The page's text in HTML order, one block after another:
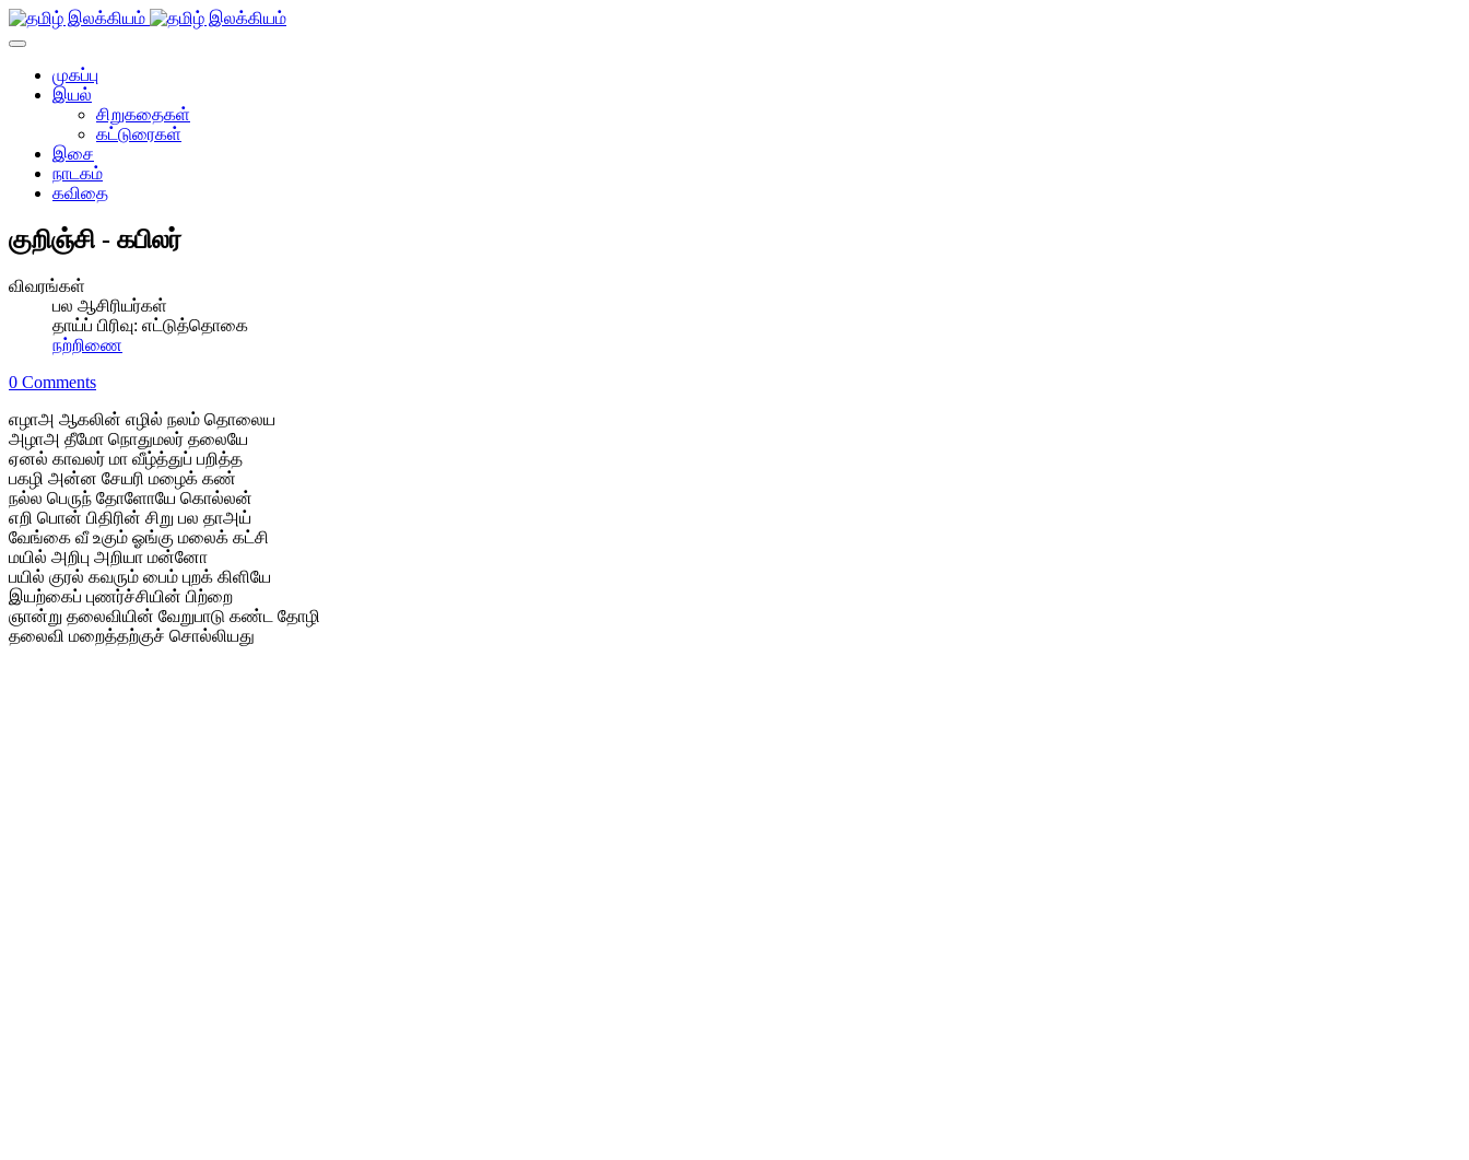
முகப்பு
இயல்
சிறுகதைகள்
கட்டுரைகள்
இசை
நாடகம்
கவிதை
குறிஞ்சி - கபிலர்
விவரங்கள்
பல ஆசிரியர்கள்
தாய்ப் பிரிவு: எட்டுத்தொகை
நற்றிணை
0 Comments
எழாஅ ஆகலின் எழில் நலம் தொலைய
அழாஅ தீமோ நொதுமலர் தலையே
ஏனல் காவலர் மா வீழ்த்துப் பறித்த
பகழி அன்ன சேயரி மழைக் கண்
நல்ல பெருந் தோளோயே கொல்லன்
எறி பொன் பிதிரின் சிறு பல தாஅய்
வேங்கை வீ உகும் ஓங்கு மலைக் கட்சி
மயில் அறிபு அறியா மன்னோ
பயில் குரல் கவரும் பைம் புறக் கிளியே
இயற்கைப் புணர்ச்சியின் பிற்றை
ஞான்று தலைவியின் வேறுபாடு கண்ட தோழி
தலைவி மறைத்தற்குச் சொல்லியது